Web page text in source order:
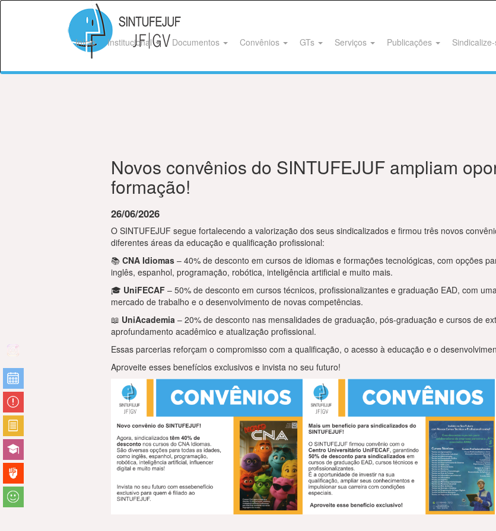
Início Institucional Documentos Convênios GTs Serviços Publicações
Novos convênios do SINTUFEJUF ampliam
formação!
26/06/2026
O SINTUFEJUF segue fortalecendo a valorização dos seus sindicalizados e firmou três novos
diferentes áreas da educação e qualificação profissional:
📚 CNA Idiomas – 40% de desconto em cursos de idiomas e formações tecnológicas, com opções
inglês, espanhol, programação, robótica, inteligência artificial e muito mais.
🎓 UniFECAF – 50% de desconto em cursos técnicos, profissionalizantes e graduação EAD, com
mercado de trabalho e o desenvolvimento de novas competências.
📖 UniAcademia – 20% de desconto nas mensalidades de graduação, pós-graduação e cursos de
aprofundamento acadêmico e atualização profissional.
Essas parcerias reforçam o compromisso com a qualificação, o acesso à educação e o
Aproveite esses benefícios exclusivos e invista no seu futuro!